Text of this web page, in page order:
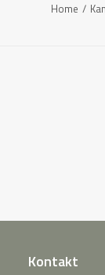
Home
Kontakt